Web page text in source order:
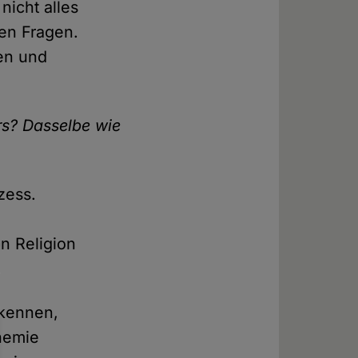
alles
Fragen.
und
Dasselbe wie
Religion